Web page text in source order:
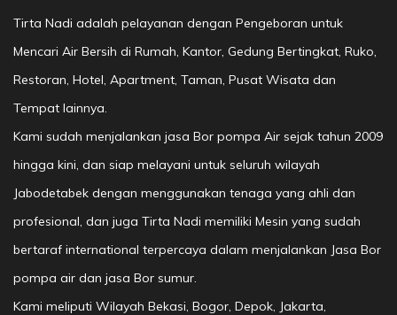
Tirta Nadi adalah pelayanan dengan Pengeboran untuk
Mencari Air Bersih di Rumah, Kantor, Gedung Bertingkat, Ruko,
Restoran, Hotel, Apartment, Taman, Pusat Wisata dan
Tempat lainnya.
Kami sudah menjalankan jasa Bor pompa Air sejak tahun 2009
hingga kini, dan siap melayani untuk seluruh wilayah
Jabodetabek dengan menggunakan tenaga yang ahli dan
profesional, dan juga Tirta Nadi memiliki Mesin yang sudah
bertaraf international terpercaya dalam menjalankan Jasa Bor
pompa air dan jasa Bor sumur.
Kami meliputi Wilayah Bekasi, Bogor, Depok, Jakarta,